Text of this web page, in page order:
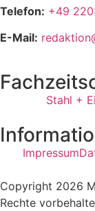
Telefon: +49
E-Mail:
Stahl +
Impressum
Copyright 2026
Rechte